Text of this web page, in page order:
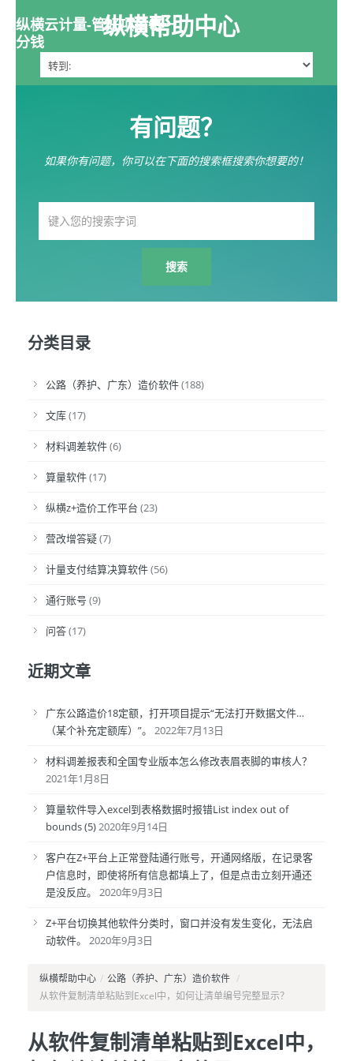
纵横帮助中心
纵横云计量-管好项目每一
分钱
有问题？
如果你有问题，你可以在下面的搜索框搜索你想要的！
分类目录
公路（养护、广东）造价软件(188)
文库(17)
材料调差软件(6)
算量软件(17)
纵横z+造价工作平台 (23)
营改增答疑(7)
计量支付结算决算软件(56)
通行账号 (9)
问答(17)
近期文章
广东公路造价18定额，打开项目提示“无法打开数据文件…
（某个补充定额库）”。
2022年7月13日
材料调差报表和全国专业版本怎么修改表眉表脚的审核人？
2021年1月8日
算量软件导入excel到表格数据时报错List index out of
bounds (5)2020年9月14日
客户在Z+平台上正常登陆通行账号，开通网络版，在记录客
户信息时，即使将所有信息都填上了，但是点击立刻开通还
是没反应。
2020年9月3日
Z+平台切换其他软件分类时，窗口并没有发生变化，无法启
动软件。
2020年9月3日
纵横帮助中心 / 公路（养护、广东）造价软件 /
从软件复制清单粘贴到Excel中，如何让清单编号完整显示？
从软件复制清单粘贴到Excel中，